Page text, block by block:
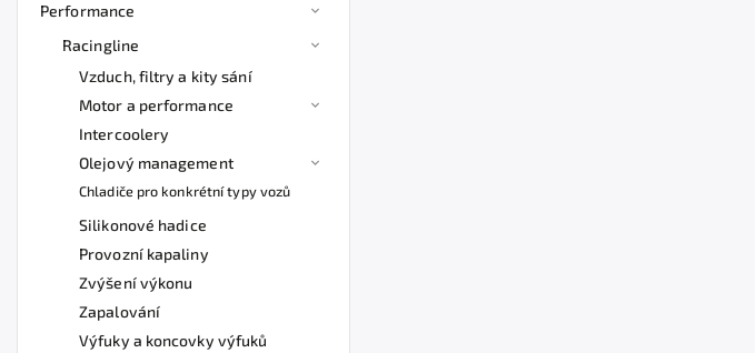
Performance
Racingline
Vzduch, filtry a kity sání
Motor a performance
Intercoolery
Olejový management
Chladiče pro konkrétní typy vozů
Silikonové hadice
Provozní kapaliny
Zvýšení výkonu
Zapalování
Výfuky a koncovky výfuků